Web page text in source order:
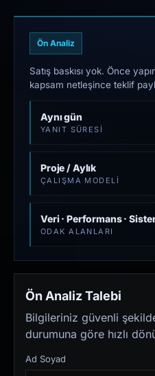
Ön Analiz
Satış baskısı yok. Önce
kapsam netleşince teklif
Aynı gün
YANIT SÜRESI
Proje / Aylık
ÇALIŞMA MODELI
Veri · Performans ·
ODAK ALANLARI
Ön Analiz Talebi
Bilgileriniz güvenli
durumuna göre hızlı
Ad Soyad